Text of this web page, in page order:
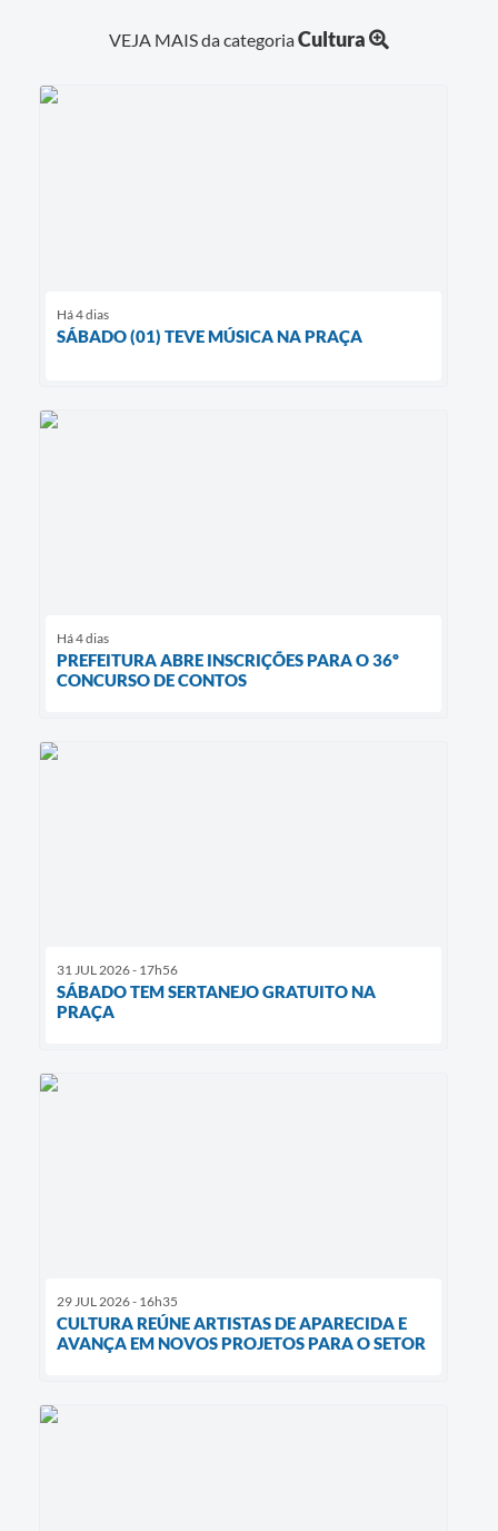
VEJA MAIS da categoriaCultura
Há 4 dias
SÁBADO (01) TEVE MÚSICA NA PRAÇA
Há 4 dias
PREFEITURA ABRE INSCRIÇÕES PARA O 36º
CONCURSO DE CONTOS
31 JUL 2026 - 17h56
SÁBADO TEM SERTANEJO GRATUITO NA
PRAÇA
29 JUL 2026 - 16h35
CULTURA REÚNE ARTISTAS DE APARECIDA E
AVANÇA EM NOVOS PROJETOS PARA O SETOR